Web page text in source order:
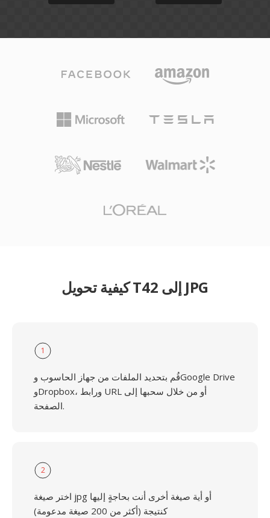
كيفية تحويل T42 إلى JPG
1
قُم بتحديد الملفات من جهاز الحاسوب وGoogle Drive
وDropbox، ورابط URL أو من خلال سحبها إلى
الصفحة.
2
اختر صيغة jpg أو أية صيغة أخرى أنت بحاجةٍ إليها
كنتيجة (أكثر من 200 صيغة مدعومة)